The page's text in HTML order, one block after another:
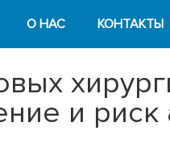
О НАС КОНТАКТЫ
и риск